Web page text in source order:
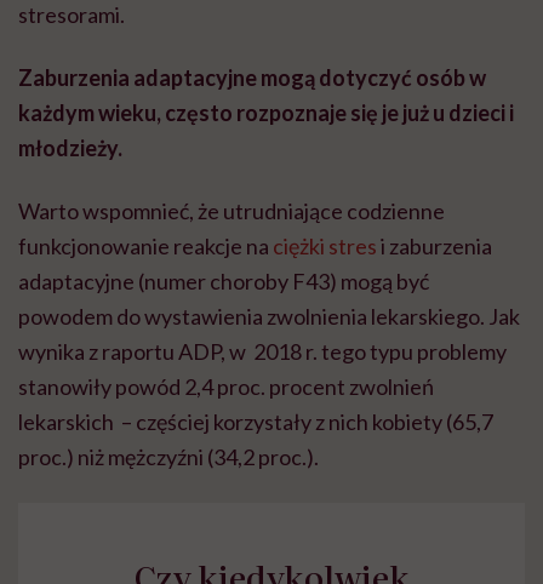
stresorami.
Zaburzenia adaptacyjne mogą dotyczyć osób w
każdym wieku, często rozpoznaje się je już u dzieci i
młodzieży.
Warto wspomnieć, że utrudniające codzienne
funkcjonowanie reakcje na ciężki stresi zaburzenia
adaptacyjne (numer choroby F43) mogą być
powodem do wystawienia zwolnienia lekarskiego. Jak
wynika z raportu ADP, w 2018 r. tego typu problemy
stanowiły powód 2,4 proc. procent zwolnień
lekarskich – częściej korzystały z nich kobiety (65,7
proc.) niż mężczyźni (34,2 proc.).